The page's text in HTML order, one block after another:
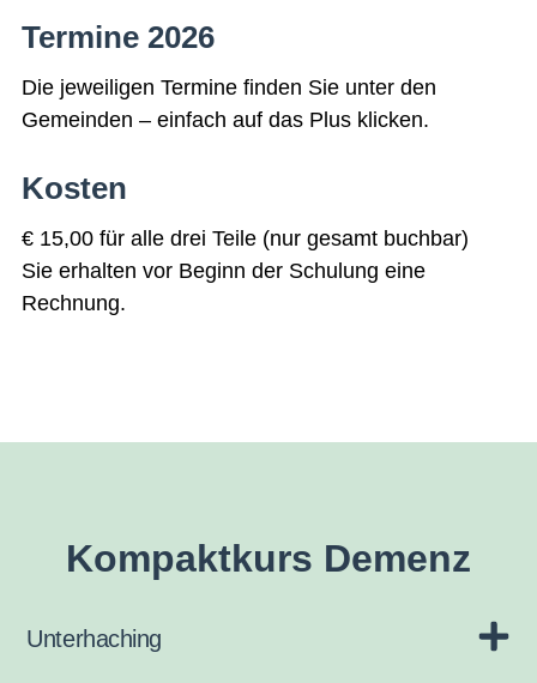
Termine 2026
Die jeweiligen Termine finden Sie unter den
Gemeinden – einfach auf das Plus klicken.
Kosten
€ 15,00 für alle drei Teile (nur gesamt buchbar)
Sie erhalten vor Beginn der Schulung eine
Rechnung.
Kompaktkurs Demenz
Unterhaching